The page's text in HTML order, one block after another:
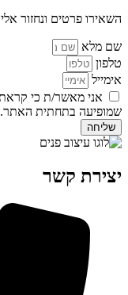
השאירו פרטים ונחזור
שם מלא
טלפון
אימייל
אני מאשר/ת כי
שמופיעה בתחתית האתר.
שליחה
יצירת קשר